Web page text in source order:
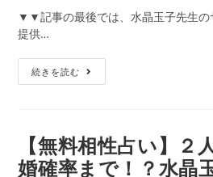
績、
定
全
公
開！
▼▼記事の最後では、水晶玉子先生の
提供…
続きを読む
料
占
い】
「も
【無料相性占い】２
婚確率まで！？水晶